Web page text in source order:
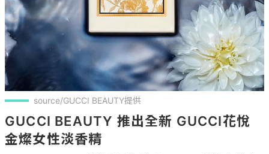
source/GUCCI BEAUTY提供
GUCCI BEAUTY 推出全新 GUCCI花悅
金燦女性淡香精